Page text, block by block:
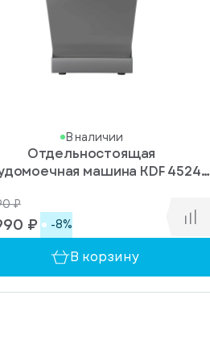
В наличии
Отдельностоящая
машина KDF 45240
₽
₽ -8%
В корзину